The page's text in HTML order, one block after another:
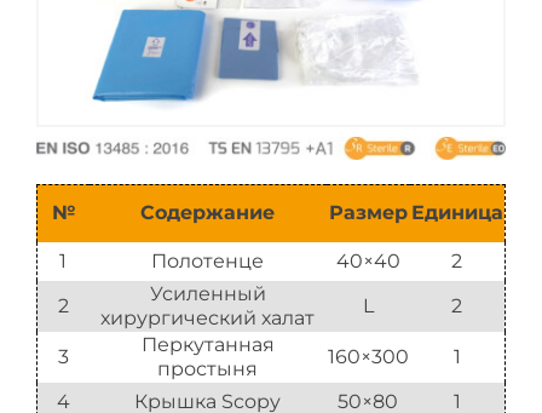
№ Содержание Размер Единица
1 Полотенце 40×40
2
2
Усиленный
хирургический халат
L 2
3
Перкутанная
простыня
160×300
1
4
Крышка Scopy 50×80
1